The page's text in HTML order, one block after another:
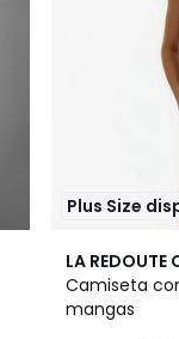
Plus Size
LA REDOUTE
Camiseta
mangas
3,3
/ 5
2
Colores